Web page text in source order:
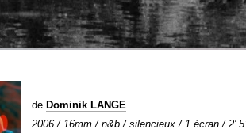
de Dominik LANGE
2006 / 16mm / n&b / silencieux / 1 écran / 2'